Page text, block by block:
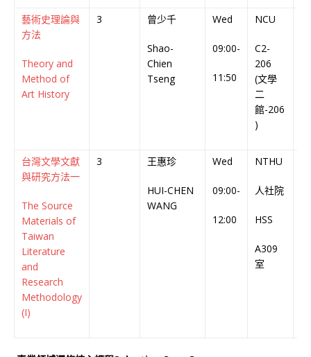
藝術史理論與
方法
Theory and
Method of
Art History
3 曾少千
Shao-
Chien
Tseng
Wed
09:00-
11:50
NCU
C2-
206
(文學
二
館-206
)
台灣文學文獻
與研究方法一
The Source
Materials of
Taiwan
Literature
and
Research
Methodology
(I)
3 王惠珍
HUI-CHEN
WANG
Wed
09:00-
12:00
NTHU
人社院
HSS
A309
室